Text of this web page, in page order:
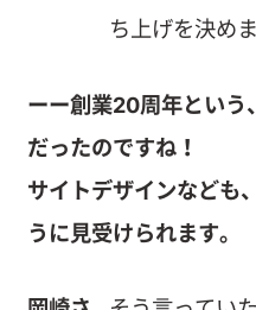
ち上げを決めま
ーー創業20周年という
だったのですね！
サイトデザインなども
うに見受けられます。